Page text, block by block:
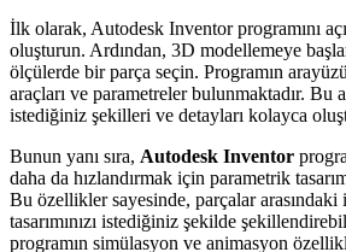
İlk olarak, Autodesk Inventor programını
oluşturun. Ardından, 3D modellemeye
ölçülerde bir parça seçin. Programın
araçları ve parametreler bulunmaktadır. Bu
istediğiniz şekilleri ve detayları kolayca
Bunun yanı sıra, Autodesk Inventor
daha da hızlandırmak için parametrik
Bu özellikler sayesinde, parçalar
tasarımınızı istediğiniz şekilde
programın simülasyon ve animasyon